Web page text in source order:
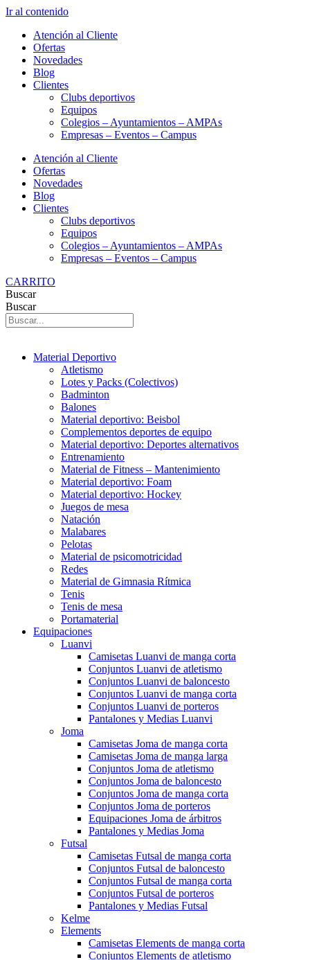
Ir al contenido
Atención al Cliente
Ofertas
Novedades
Blog
Clientes
Clubs deportivos
Equipos
Colegios – Ayuntamientos – AMPAs
Empresas – Eventos – Campus
Atención al Cliente
Ofertas
Novedades
Blog
Clientes
Clubs deportivos
Equipos
Colegios – Ayuntamientos – AMPAs
Empresas – Eventos – Campus
CARRITO
Buscar
Buscar
Material Deportivo
Atletismo
Lotes y Packs (Colectivos)
Badminton
Balones
Material deportivo: Beisbol
Complementos deportes de equipo
Material deportivo: Deportes alternativos
Entrenamiento
Material de Fitness – Mantenimiento
Material deportivo: Foam
Material deportivo: Hockey
Juegos de mesa
Natación
Malabares
Pelotas
Material de psicomotricidad
Redes
Material de Gimnasia Rítmica
Tenis
Tenis de mesa
Portamaterial
Equipaciones
Luanvi
Camisetas Luanvi de manga corta
Conjuntos Luanvi de atletismo
Conjuntos Luanvi de baloncesto
Conjuntos Luanvi de manga corta
Conjuntos Luanvi de porteros
Pantalones y Medias Luanvi
Joma
Camisetas Joma de manga corta
Camisetas Joma de manga larga
Conjuntos Joma de atletismo
Conjuntos Joma de baloncesto
Conjuntos Joma de manga corta
Conjuntos Joma de porteros
Equipaciones Joma de árbitros
Pantalones y Medias Joma
Futsal
Camisetas Futsal de manga corta
Conjuntos Futsal de baloncesto
Conjuntos Futsal de manga corta
Conjuntos Futsal de porteros
Pantalones y Medias Futsal
Kelme
Elements
Camisetas Elements de manga corta
Conjuntos Elements de atletismo